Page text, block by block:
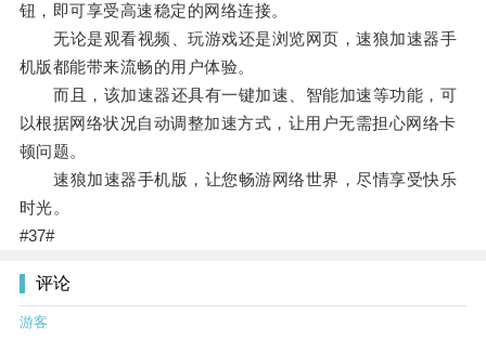
钮，即可享受高速稳定的网络连接。
无论是观看视频、玩游戏还是浏览网页，速狼加速器手
机版都能带来流畅的用户体验。
而且，该加速器还具有一键加速、智能加速等功能，可
以根据网络状况自动调整加速方式，让用户无需担心网络卡
顿问题。
速狼加速器手机版，让您畅游网络世界，尽情享受快乐
时光。
#37#
评论
游客